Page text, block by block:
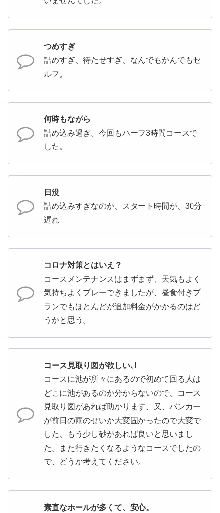
つめすぎ
詰めすぎ、待たせすぎ、なんでもかんでもセ
ルフ。
何時もながら
詰め込み過ぎ。今回もハーフ3時間コースで
した。
日没
詰め込みすぎなのか、スタート時間が、30分
遅れ
コロナ対策とはいえ？
コースメンテナンスはまずまず、天気もよく
気持ちよくプレーできましたが、昼食付きプ
ランでもほとんどが追加料金がかかるのはど
うかと思う。
コース見取り図が欲しい､!
コースに池が所々にあるので初めて回る人は
どこに池があるのか分からないので、コース
見取り図があれば助かります、又、バンカー
が前日の雨のせいか大変固かったので大変で
した、もう少し砂があれば良いと思いまし
た。また行きたくなるようなコースでしたの
で、どうか考えてください。
素直なホールが多くて、安心。